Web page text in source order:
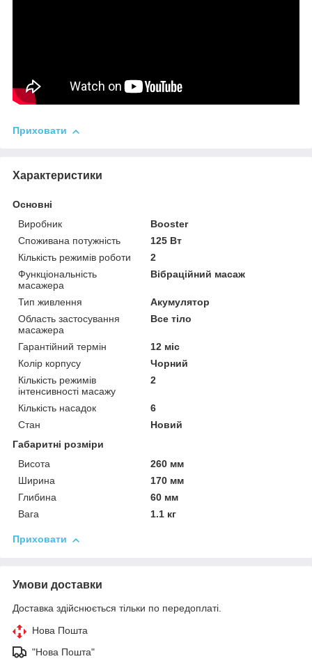
Приховати
Характеристики
Основні
Виробник
Booster
Споживана потужність
125 Вт
Кількість режимів роботи
2
Функціональність
масажера
Вібраційний масаж
Тип живлення
Акумулятор
Область застосування
масажера
Все тіло
Гарантійний термін
12 міс
Колір корпусу
Чорний
Кількість режимів
інтенсивності масажу
2
Кількість насадок
6
Стан
Новий
Габаритні розміри
Висота
260 мм
Ширина
170 мм
Глибина
60 мм
Вага
1.1 кг
Приховати
Умови доставки
Доставка здійснюється тільки по передоплаті.
Нова Пошта
"Нова Пошта"